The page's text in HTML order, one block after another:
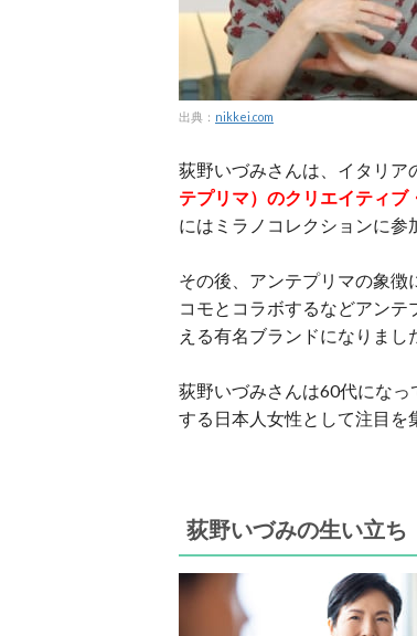
出典： nikkei.com
荻野いづみさんは、イタリア
テプリマ）のクリエイティブ
にはミラノコレクションに参
その後、アンテプリマの象
コモとコラボするなどアン
える有名ブランドになりまし
荻野いづみさんは60代にな
する日本人女性として注目を
荻野いづみの生い立ち